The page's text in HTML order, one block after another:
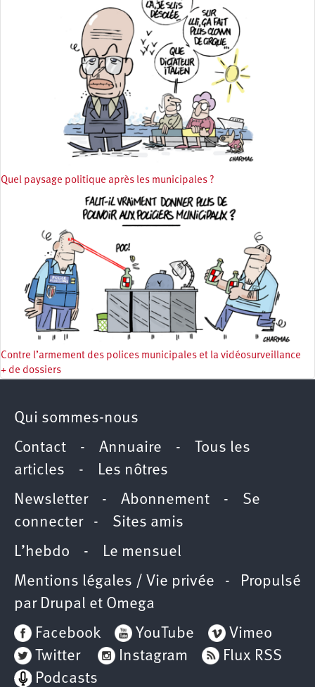
Quel paysage politique après les municipales ?
Contre l’armement des polices municipales et la vidéosurveillance
+ de dossiers
Qui sommes-nous
Contact - Annuaire -
Tous les
articles - Les nôtres
Newsletter- Abonnement - Se
connecter- Sites amis
L’hebdo - Le mensuel
Mentions légales / Vie privée - Propulsé
par Drupal et Omega
Facebook
YouTube
Vimeo
Twitter
Instagram
Flux RSS
Podcasts